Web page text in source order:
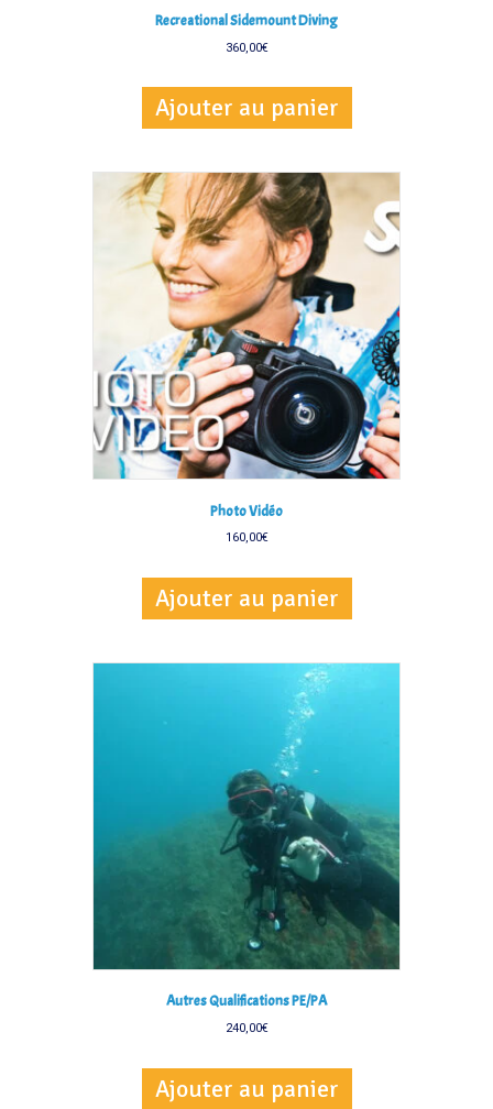
Recreational Sidemount Diving
360,00€
Ajouter au panier
Photo Vidéo
160,00€
Ajouter au panier
Autres Qualifications PE/PA
240,00€
Ajouter au panier